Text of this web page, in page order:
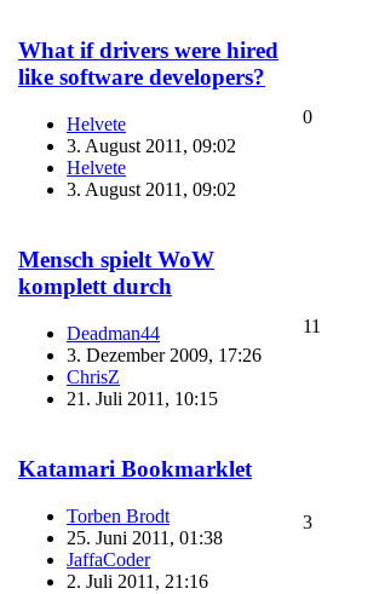
What if drivers were hired
like software developers?
Helvete
3. August 2011, 09:02
Helvete
3. August 2011, 09:02
0
Mensch spielt WoW
komplett durch
Deadman44
3. Dezember 2009, 17:26
ChrisZ
21. Juli 2011, 10:15
11
Katamari Bookmarklet
Torben Brodt
25. Juni 2011, 01:38
JaffaCoder
2. Juli 2011, 21:16
3